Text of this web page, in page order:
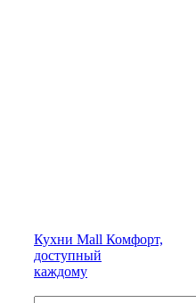
Кухни Mall Комфорт,
доступный
каждому